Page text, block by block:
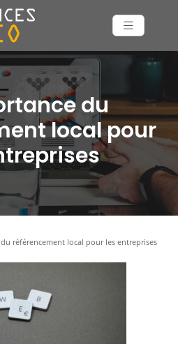
du
local pour
référencement local pour les entreprises